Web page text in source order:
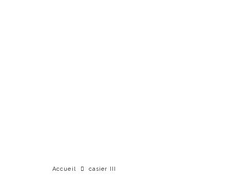
Accueil casier III